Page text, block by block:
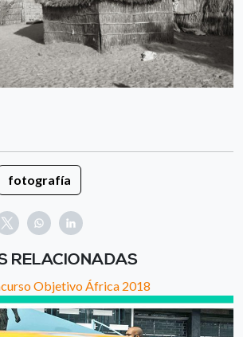
fotografía
RELACIONADAS
Objetivo África 2018